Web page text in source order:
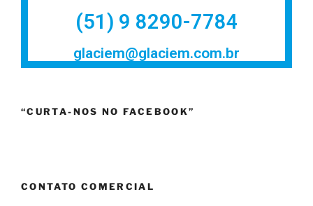
(51) 9 8290-7784
glaciem@glaciem.com.br
“CURTA-NOS NO FACEBOOK”
CONTATO COMERCIAL